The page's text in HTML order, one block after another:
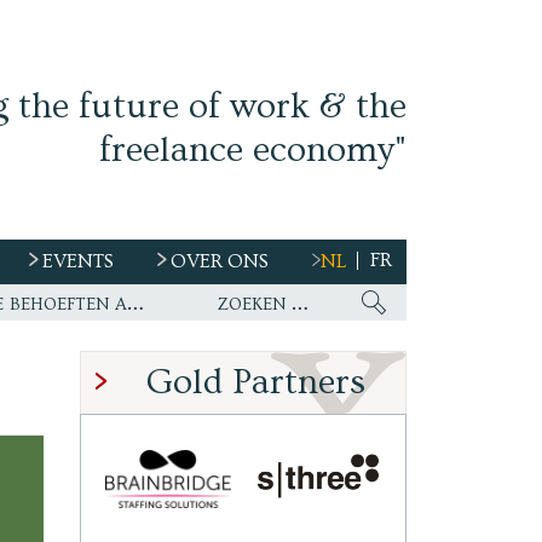
the future of work & the
freelance economy"
EVENTS OVER ONS NL FR
Ework nu wereldwijde partner van WirelessCar’s talentstrategie en toekomstige behoeften aan personeel
Gold Partners